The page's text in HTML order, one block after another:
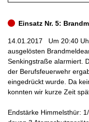
Einsatz Nr. 5:
14.01.2017 Um 20:40
ausgelösten
Senkingstraße alarmiert.
der Berufsfeuerwehr
eingedrückt wurde. Da
konnten wir kurze Zeit
Endstärke Himmelsthür: